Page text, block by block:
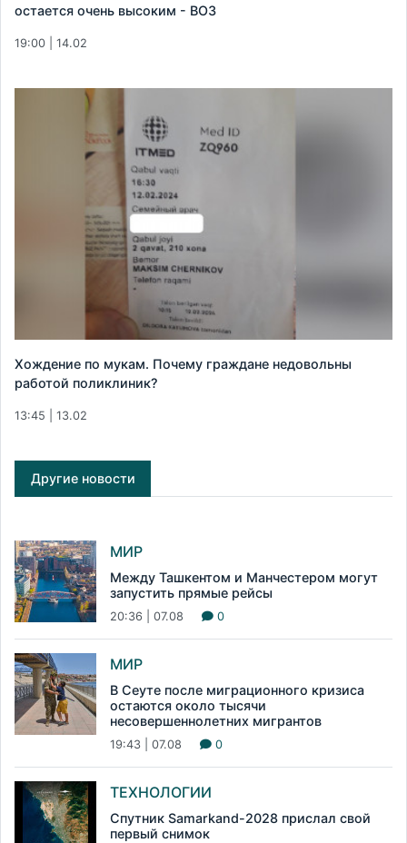
остается очень высоким - ВОЗ
19:00 | 14.02
Хождение по мукам. Почему граждане недовольны
работой поликлиник?
13:45 | 13.02
Другие новости
МИР
Между Ташкентом и Манчестером могут
запустить прямые рейсы
20:36 | 07.08 0
МИР
В Сеуте после миграционного кризиса
остаются около тысячи
несовершеннолетних мигрантов
19:43 | 07.08 0
ТЕХНОЛОГИИ
Спутник Samarkand-2028 прислал свой
первый снимок